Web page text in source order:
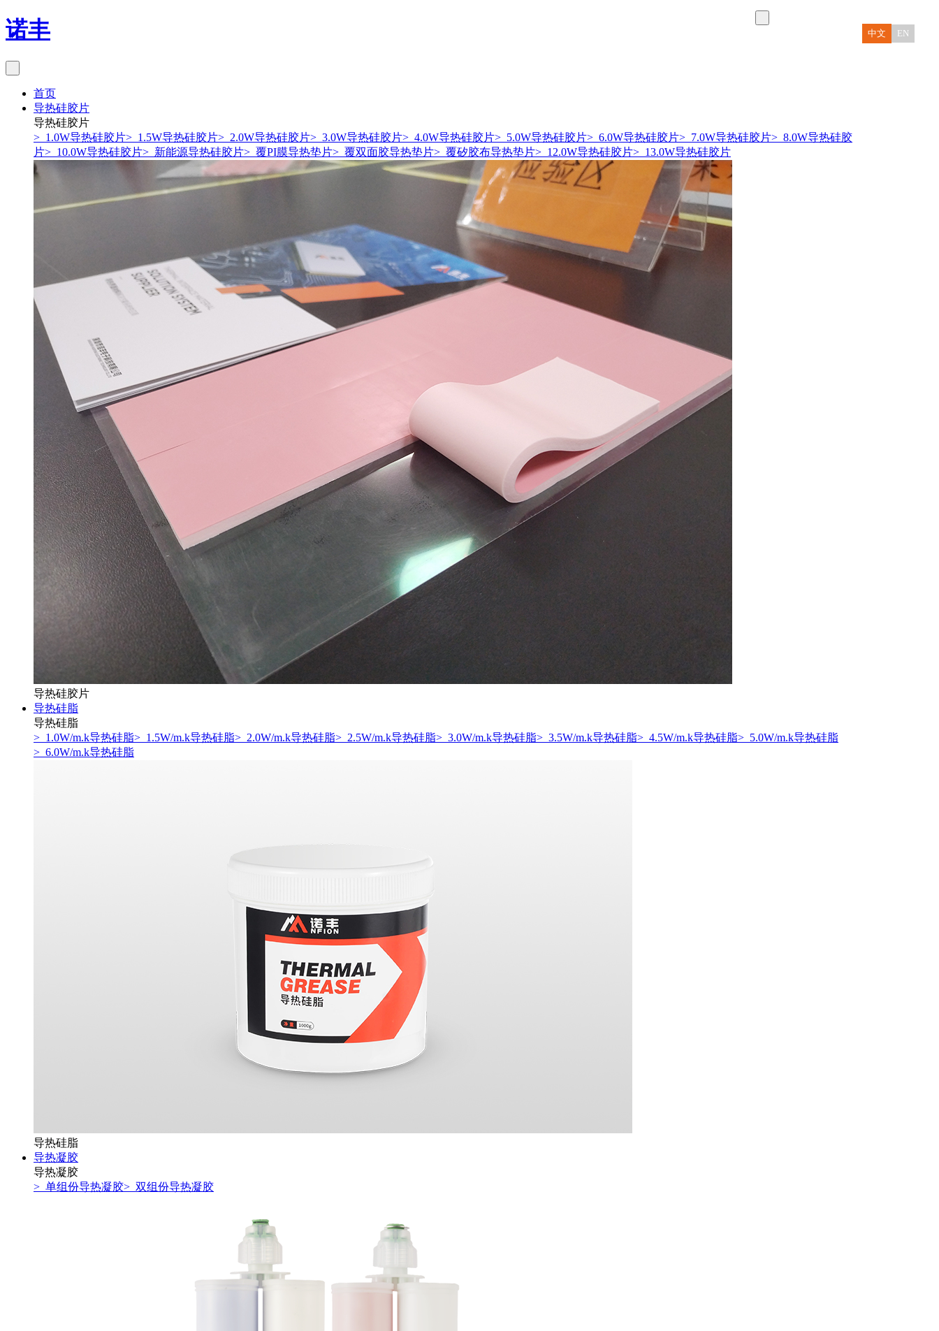
诺丰 中文 EN
首页
导热硅胶片
导热硅胶片
> 1.0W导热硅胶片> 1.5W导热硅胶片> 2.0W导热硅胶片> 3.0W导热硅胶片> 4.0W导热硅胶片> 5.0W导热硅胶片> 6.0W导热硅胶片> 7.0W导热硅胶片> 8.0W导热硅胶
片> 10.0W导热硅胶片> 新能源导热硅胶片> 覆PI膜导热垫片> 覆双面胶导热垫片> 覆矽胶布导热垫片> 12.0W导热硅胶片> 13.0W导热硅胶片
导热硅胶片
导热硅脂
导热硅脂
> 1.0W/m.k导热硅脂> 1.5W/m.k导热硅脂> 2.0W/m.k导热硅脂> 2.5W/m.k导热硅脂> 3.0W/m.k导热硅脂> 3.5W/m.k导热硅脂> 4.5W/m.k导热硅脂> 5.0W/m.k导热硅脂
> 6.0W/m.k导热硅脂
导热硅脂
导热凝胶
导热凝胶
> 单组份导热凝胶> 双组份导热凝胶